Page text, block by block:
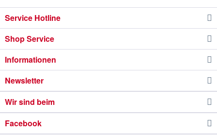
Service Hotline
Shop Service
Informationen
Newsletter
Wir sind beim
Facebook